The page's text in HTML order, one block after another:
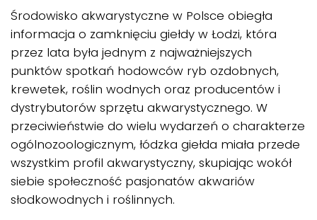
Środowisko akwarystyczne w Polsce obiegła
informacja o zamknięciu giełdy w Łodzi, która
przez lata była jednym z najważniejszych
punktów spotkań hodowców ryb ozdobnych,
krewetek, roślin wodnych oraz producentów i
dystrybutorów sprzętu akwarystycznego. W
przeciwieństwie do wielu wydarzeń o charakterze
ogólnozoologicznym, łódzka giełda miała przede
wszystkim profil akwarystyczny, skupiając wokół
siebie społeczność pasjonatów akwariów
słodkowodnych i roślinnych.